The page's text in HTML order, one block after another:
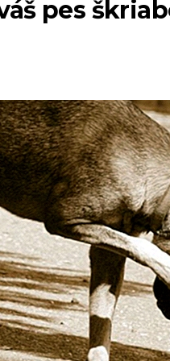
pes